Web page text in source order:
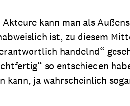
kann man als
ist, zu diesem
handelnd“
so entschieden
ja wahrscheinlich